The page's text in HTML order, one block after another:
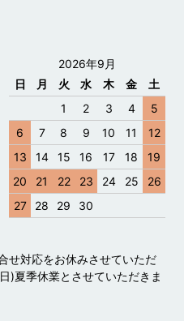
2026年9月
日
月 火 水 木 金
土
1
2 3 4
5
6
7 8 9 10 11
12
13
14 15 16 17 18
19
20
21 22 23 24 25
26
27
28 29 30
せ対応をお休みさせていただ
)夏季休業とさせていただきま